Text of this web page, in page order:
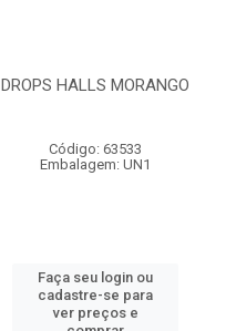
DROPS HALLS MORANGO
Código: 63533
Embalagem: UN1
Faça seu login ou
cadastre-se para
ver preços e